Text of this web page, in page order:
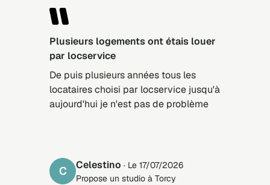
Plusieurs logements ont étais louer
par locservice
De puis plusieurs années tous les
locataires choisi par locservice jusqu'à
aujourd'hui je n'est pas de problème
C Celestino · Le 17/07/2026
Propose un studio à Torcy